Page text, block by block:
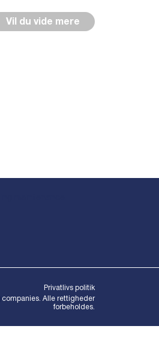
Vil du vide mere
Privatlivs politik
companies. Alle rettigheder
forbeholdes.